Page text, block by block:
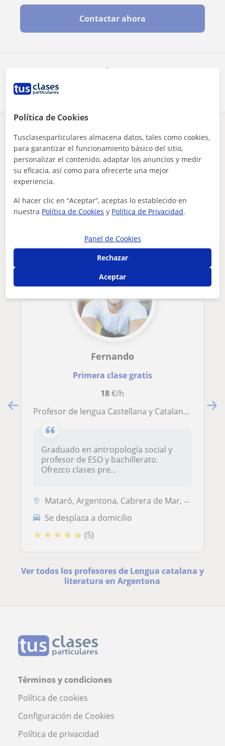
Comparte a este profesor
Contactar ahora
¿Hay algún error en este perfil? Cuéntanos
Tus clases particulares
A domicilio
Lengua catalana y literatura
Barcelona
soy responsable, puntual y me gustaria ayudar a niños que ha...
Otros profesores de Lengua catalana y
literatura en Argentona que pueden
Fernando
Primera clase gratis
18€/h
Profesor de lengua Castellana y Catalana, Historia y humanidades
Graduado en antropología social y
profesor de ESO y bachillerato.
Ofrezco clases pre...
Mataró, Argentona, Cabrera de Mar, Cabrils
Se desplaza a domicilio
★ ★ ★ ★ ★ (5)
Ver todos los profesores de Lengua catalana y
literatura en Argentona
Términos y condiciones
Política de cookies
Configuración de Cookies
Política de privacidad
Política de Cookies
Tusclasesparticulares almacena datos, tales como cookies,
para garantizar el funcionamiento básico del sitio,
personalizar el contenido, adaptar los anuncios y medir
su eficacia, así como para ofrecerte una mejor
experiencia.
Al hacer clic en “Aceptar”, aceptas lo establecido en
nuestra Política de Cookies y Política de Privacidad.
Panel de Cookies
Rechazar
Aceptar